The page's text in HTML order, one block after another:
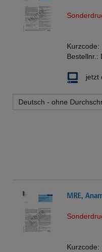
Kurzcode:
Bestellnr.:
jetzt
MRE,
Kurzcode: